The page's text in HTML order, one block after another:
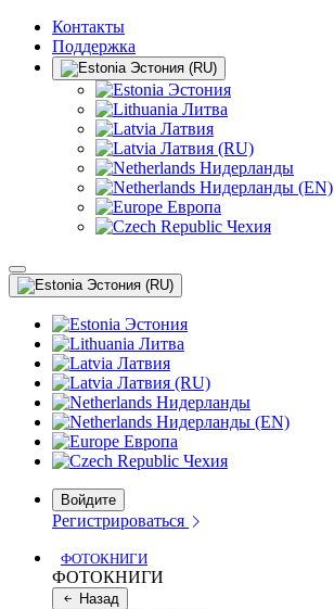
Контакты
Поддержка
Эстония (RU)
Эстония
Литва
Латвия
Латвия (RU)
Нидерланды
Нидерланды (EN)
Европа
Чехия
Эстония (RU)
Эстония
Литва
Латвия
Латвия (RU)
Нидерланды
Нидерланды (EN)
Европа
Чехия
Войдите
Регистрироваться
ФОТОКНИГИ
ФОТОКНИГИ
Назад